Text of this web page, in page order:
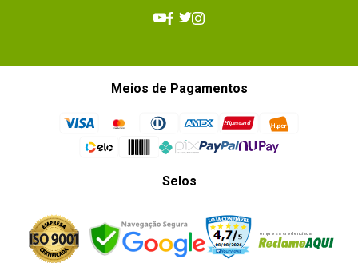
Meios de Pagamentos
Selos